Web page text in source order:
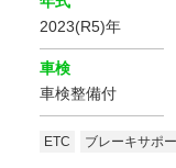
2023(R5)年
車検
車検整備付
ETC ブレーキサポ